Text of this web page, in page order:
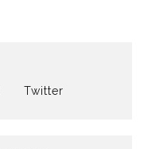
Twitter